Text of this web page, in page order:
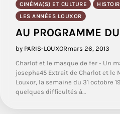
CINÉMA(S) ET CULTURE
LES ANNÉES LOUXOR
AU PROGRAMME
by PARIS-LOUXORmars 26, 2013
Charlot et le masque de fer - Un
josepha45 Extrait de Charlot et le
Louxor, la semaine du 31 octobre
quelques difficultés à…